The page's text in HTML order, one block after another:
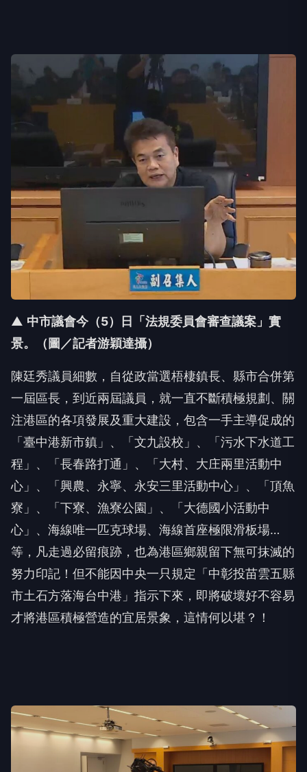
▲ 中市議會今（5）日「法規委員會審查議案」實
景。（圖／記者游穎達攝）
陳廷秀議員細數，自從政當選梧棲鎮長、縣市合併第
一屆區長，到近兩屆議員，就一直不斷積極規劃、關
注港區的各項發展及重大建設，包含一手主導促成的
「臺中港新市鎮」、「文九設校」、「污水下水道工
程」、「長春路打通」、「大村、大庄兩里活動中
心」、「興農、永寧、永安三里活動中心」、「頂魚
寮」、「下寮、漁寮公園」、「大德國小活動中
心」、海線唯一匹克球場、海線首座極限滑板場…
等，凡走過必留痕跡，也為港區鄉親留下無可抹滅的
努力印記！但不能因中央一只規定「中彰投苗雲五縣
市土石方落海台中港」指示下來，即將破壞好不容易
才將港區積極營造的宜居景象，這情何以堪？！